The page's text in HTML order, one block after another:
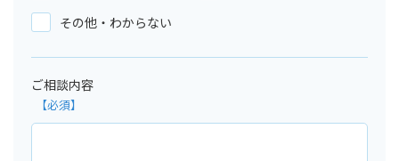
その他・わからない
ご相談内容